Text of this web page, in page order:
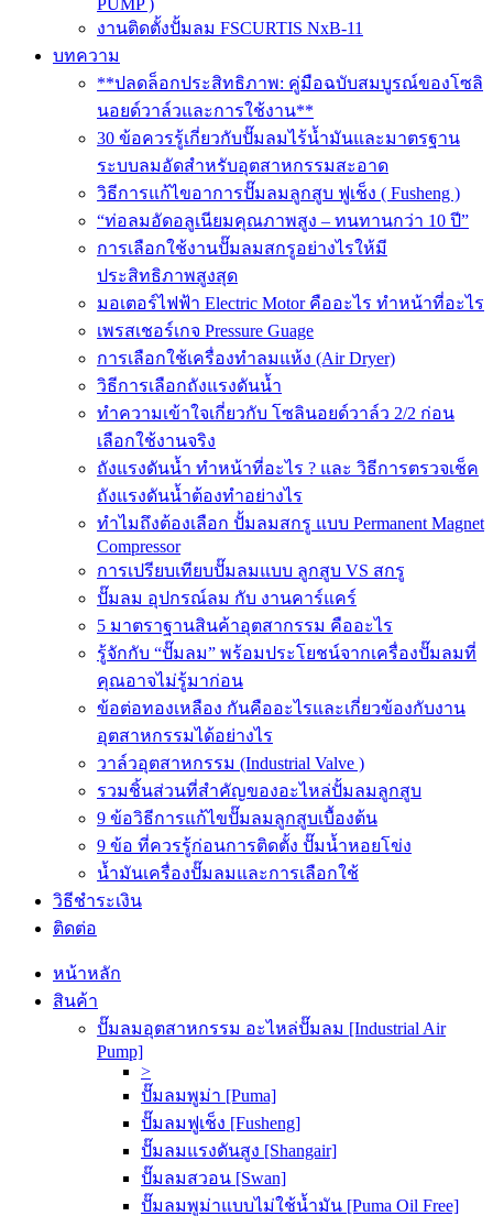
PUMP )
งานติดตั้งปั้มลม FSCURTIS NxB-11
บทความ
**ปลดล็อกประสิทธิภาพ: คู่มือฉบับสมบูรณ์ของโซลิ
นอยด์วาล์วและการใช้งาน**
30 ข้อควรรู้เกี่ยวกับปั๊มลมไร้น้ำมันและมาตรฐาน
ระบบลมอัดสำหรับอุตสาหกรรมสะอาด
วิธีการแก้ไขอาการปั๊มลมลูกสูบ ฟูเช็ง ( Fusheng )
“ท่อลมอัดอลูเนียมคุณภาพสูง – ทนทานกว่า 10 ปี”
การเลือกใช้งานปั๊มลมสกรูอย่างไรให้มี
ประสิทธิภาพสูงสุด
มอเตอร์ไฟฟ้า Electric Motor คืออะไร ทำหน้าที่อะไร
เพรสเชอร์เกจ Pressure Guage
การเลือกใช้เครื่องทำลมแห้ง (Air Dryer)
วิธีการเลือกถังแรงดันน้ำ
ทำความเข้าใจเกี่ยวกับ โซลินอยด์วาล์ว 2/2 ก่อน
เลือกใช้งานจริง
ถังแรงดันน้ำ ทำหน้าที่อะไร ? และ วิธีการตรวจเช็ค
ถังแรงดันน้ำต้องทำอย่างไร
ทำไมถึงต้องเลือก ปั้มลมสกรู แบบ Permanent Magnet
Compressor
การเปรียบเทียบปั๊มลมแบบ ลูกสูบ VS สกรู
ปั๊มลม อุปกรณ์ลม กับ งานคาร์แคร์
5 มาตราฐานสินค้าอุตสากรรม คืออะไร
รู้จักกับ “ปั๊มลม” พร้อมประโยชน์จากเครื่องปั๊มลมที่
คุณอาจไม่รู้มาก่อน
ข้อต่อทองเหลือง กันคืออะไรและเกี่ยวข้องกับงาน
อุตสาหกรรมได้อย่างไร
วาล์วอุตสาหกรรม (Industrial Valve )
รวมชิ้นส่วนที่สำคัญของอะไหล่ปั้มลมลูกสูบ
9 ข้อวิธีการแก้ไขปั๊มลมลูกสูบเบื้องต้น
9 ข้อ ที่ควรรู้ก่อนการติดตั้ง ปั๊มน้ำหอยโข่ง
น้ำมันเครื่องปั๊มลมและการเลือกใช้
วิธีชำระเงิน
ติดต่อ
หน้าหลัก
สินค้า
ปั๊มลมอุตสาหกรรม อะไหล่ปั๊มลม [Industrial Air
Pump]
>
ปั๊มลมพูม่า [Puma]
ปั๊มลมฟูเช็ง [Fusheng]
ปั๊มลมแรงดันสูง [Shangair]
ปั๊มลมสวอน [Swan]
ปั๊มลมพูม่าแบบไม่ใช้น้ำมัน [Puma Oil Free]